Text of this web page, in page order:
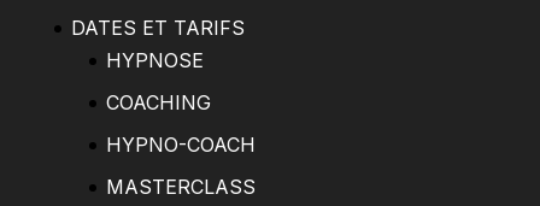
DATES ET TARIFS
HYPNOSE
COACHING
HYPNO-COACH
MASTERCLASS